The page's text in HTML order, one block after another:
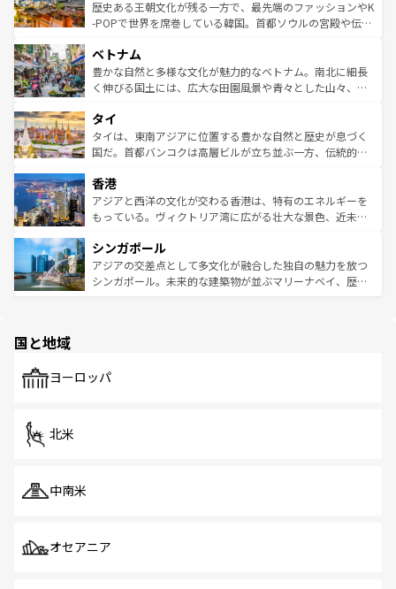
ビング、ハイキングなど、アウトドア好きにはたまらな
い。オーストラリアの多彩な魅力を存分に味わいつくそ
参照してほしい。
と山間の静けさが共存しており、訪れる人に新しい発見と
驚きをもたらしてくれる。また、奥深い台湾の食文化も魅
容にもいいと評判のスイーツなど、バラエティ豊かな料理
が味わえる。 なお、新着の台湾情報は コンテンツ一覧を参
照してほしい。
歴史ある王朝文化が残る一方で、最先端のファッションやK
-POPで世界を席巻している韓国。首都ソウルの宮殿や伝統
き、地方に足を延ばせば四季折々の自然美を楽しむことが
できる。そして、キムチや焼肉、絶品のストリートフード
まで、さまざまな韓国料理が待っている。夜には、韓国な
リティに包まれながら、韓国の多彩な魅力を心ゆくまで味
わってみてほしい。 なお、新着の韓国情報はコンテンツ一
覧を参照してほしい。
ベトナム
豊かな自然と多様な文化が魅力的なベトナム。南北に細長
く伸びる国土には、広大な田園風景や青々とした山々、世
急速な発展と共に伝統が息づく。ハノイの古い町並みやホ
ーチミン市のフランス統治時代の建物も、独特の雰囲気を
醸し出している。また、バラエティの豊かさとおいしさで
とつ。フォーやバインミー、ベトナムコーヒーなどは、ぜ
ひ現地で味わいたい。どの地域を訪れてもあたたかい人々
が旅行者を迎えてくれるので、きっと忘れられない旅にな
参照してほしい。
タイ
タイは、東南アジアに位置する豊かな自然と歴史が息づく
国だ。首都バンコクは高層ビルが立ち並ぶ一方、伝統的な
の活気が交差している。北部ではチェンマイなどの山岳地
帯で自然と触れ合い、南部ではプーケットやクラビの美し
いビーチでリゾート気分を楽しむことができる。タイ料理
激する。気候は一年中温暖で、どの季節にも異なる楽しみ
が待っている。親しみやすいタイの人々、仏教を中心とし
た文化、そして多様な観光資源が、訪れる旅人を魅了し続
香港
アジアと西洋の文化が交わる香港は、特有のエネルギーを
もっている。ヴィクトリア湾に広がる壮大な景色、近未来
み、どこを訪れても感動するはず。観光スポットが密集し
ており、効率よく見どころを回れるのも魅力。息をのむよ
うな絶景から文化的な体験まで、香港を存分に楽しみ尽く
シンガポール
アジアの交差点として多文化が融合した独自の魅力を放つ
シンガポール。未来的な建築物が並ぶマリーナベイ、歴史
で、ホーカーズは地元の風情を楽しめる外せないスポット
国と地域
ヨーロッパ
北米
中南米
オセアニア